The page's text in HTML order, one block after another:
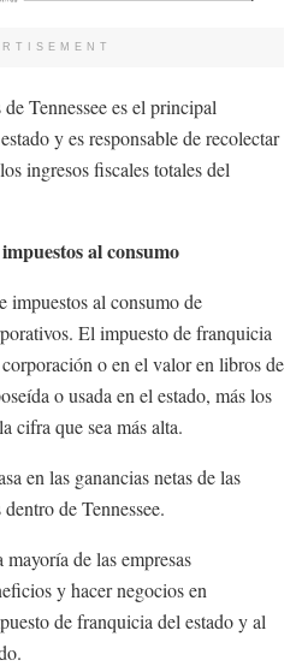
Tennessee es el principal
y es responsable de recolectar
ingresos fiscales totales del
al consumo
impuestos al consumo de
El impuesto de franquicia
o en el valor en libros de
o usada en el estado, más los
cifra que sea más alta.
en las ganancias netas de las
de Tennessee.
de las empresas
y hacer negocios en
de franquicia del estado y al